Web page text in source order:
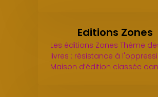
Editions Zones
Les éditions Zones Thème
livres : résistance à
Maison d’édition classée